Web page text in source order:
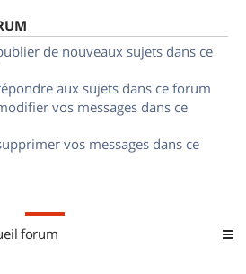
de nouveaux sujets dans ce
aux sujets dans ce forum
vos messages dans ce
vos messages dans ce
forum